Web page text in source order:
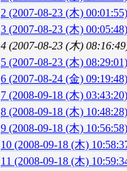
2 (2007-08-23 (木) 00:01:55)
3 (2007-08-23 (木) 00:05:48)
4 (2007-08-23 (木)
5 (2007-08-23 (木) 08:29:01)
6 (2007-08-24 (金) 09:19:48)
7 (2008-09-18 (木) 03:43:20)
8 (2008-09-18 (木) 10:48:28)
9 (2008-09-18 (木) 10:56:58)
10 (2008-09-18 (木)
11 (2008-09-18 (木)